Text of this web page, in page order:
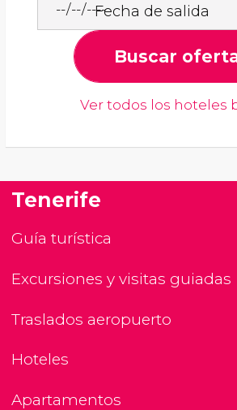
Fecha de salida
Buscar
Ver todos los hoteles
Tenerife
Guía turística
Excursiones y visitas guiadas
Traslados aeropuerto
Hoteles
Apartamentos